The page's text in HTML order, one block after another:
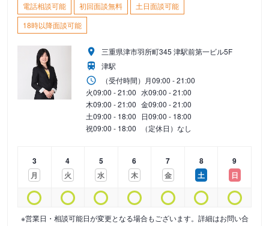
電話相談可能 初回面談無料
土日面談可能
18時以降面談可能
三重県津市羽所町345 津駅前第一ビル5F
津駅
（受付時間） 月09:00 - 21:00
火09:00 - 21:00 水09:00 - 21:00
木09:00 - 21:00 金09:00 - 21:00
土09:00 - 18:00 日09:00 - 18:00
祝09:00 - 18:00 （定休日）なし
3
月
4
火
5
水
6
木
7
金
8
土
9
日
※営業日・相談可能日が変更となる場合もございます。詳細はお問い合